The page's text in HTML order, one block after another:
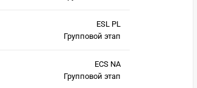
ESL PL
Групповой этап
ECS NA
Групповой этап